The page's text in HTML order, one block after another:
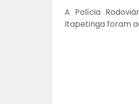
A Polícia
Itapetinga foram